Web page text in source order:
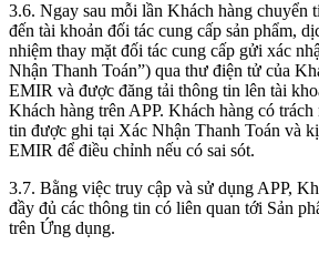
3.6. Ngay sau mỗi lần Khách hàng chuyển
đến tài khoản đối tác cung cấp sản phẩm,
nhiệm thay mặt đối tác cung cấp gửi xác
Nhận Thanh Toán”) qua thư điện tử của
EMIR và được đăng tải thông tin lên tài
Khách hàng trên APP. Khách hàng có
tin được ghi tại Xác Nhận Thanh Toán và
EMIR để điều chỉnh nếu có sai sót.
3.7. Bằng việc truy cập và sử dụng APP,
đầy đủ các thông tin có liên quan tới Sản
trên Ứng dụng.